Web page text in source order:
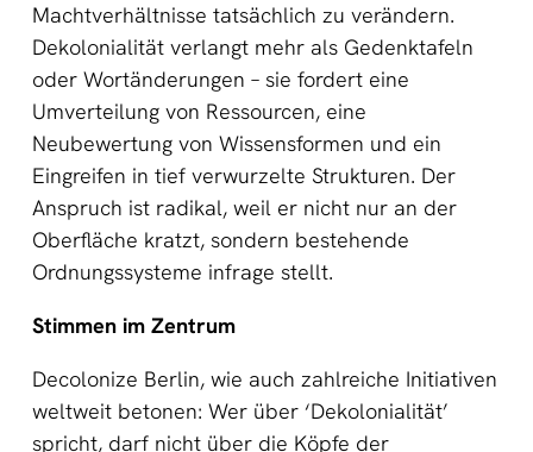
Machtverhältnisse tatsächlich zu verändern.
Dekolonialität verlangt mehr als Gedenktafeln
oder Wortänderungen – sie fordert eine
Umverteilung von Ressourcen, eine
Neubewertung von Wissensformen und ein
Eingreifen in tief verwurzelte Strukturen. Der
Anspruch ist radikal, weil er nicht nur an der
Oberfläche kratzt, sondern bestehende
Ordnungssysteme infrage stellt.
Stimmen im Zentrum
Decolonize Berlin, wie auch zahlreiche Initiativen
weltweit betonen: Wer über ‘Dekolonialität’
spricht, darf nicht über die Köpfe der